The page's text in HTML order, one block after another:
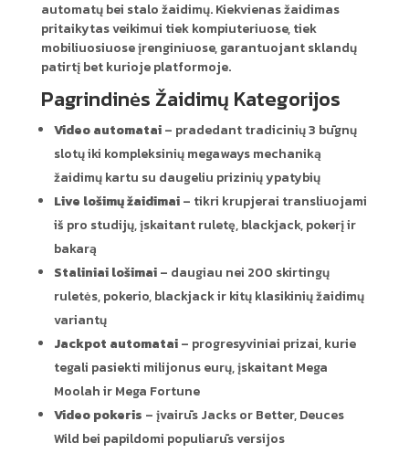
automatų bei stalo žaidimų. Kiekvienas žaidimas
pritaikytas veikimui tiek kompiuteriuose, tiek
mobiliuosiuose įrenginiuose, garantuojant sklandų
patirtį bet kurioje platformoje.
Pagrindinės Žaidimų Kategorijos
Video automatai– pradedant tradicinių 3 būgnų
slotų iki kompleksinių megaways mechaniką
žaidimų kartu su daugeliu prizinių ypatybių
Live lošimų žaidimai– tikri krupjerai transliuojami
iš pro studijų, įskaitant ruletę, blackjack, pokerį ir
bakarą
Staliniai lošimai– daugiau nei 200 skirtingų
ruletės, pokerio, blackjack ir kitų klasikinių žaidimų
variantų
Jackpot automatai– progresyviniai prizai, kurie
tegali pasiekti milijonus eurų, įskaitant Mega
Moolah ir Mega Fortune
Video pokeris – įvairūs Jacks or Better, Deuces
Wild bei papildomi populiarūs versijos